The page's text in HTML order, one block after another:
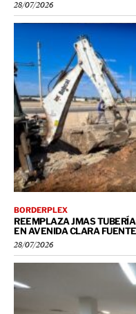
28/07/2026
BORDERPLEX
REEMPLAZA JMAS
EN AVENIDA CLARA
28/07/2026